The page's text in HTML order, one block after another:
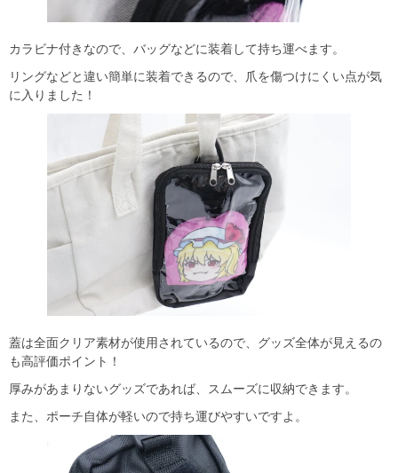
カラビナ付きなので、バッグなどに装着して持ち運べます。
リングなどと違い簡単に装着できるので、爪を傷つけにくい点が気
に入りました！
蓋は全面クリア素材が使用されているので、グッズ全体が見えるの
も高評価ポイント！
厚みがあまりないグッズであれば、スムーズに収納できます。
また、ポーチ自体が軽いので持ち運びやすいですよ。